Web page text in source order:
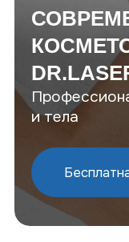
Бесплатная
и тела
ПОЧЕМУ
DR.LASER